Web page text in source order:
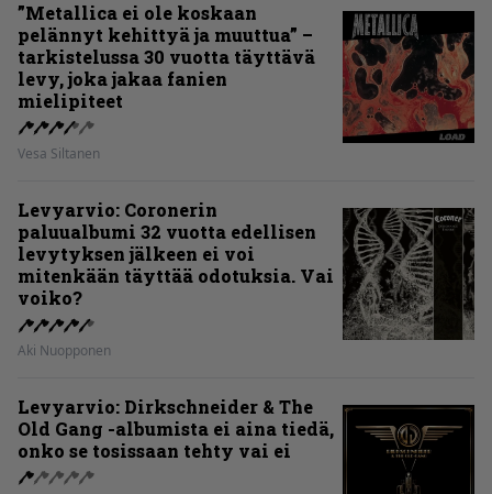
”Metallica ei ole koskaan
pelännyt kehittyä ja muuttua” –
tarkistelussa 30 vuotta täyttävä
levy, joka jakaa fanien
mielipiteet
Vesa Siltanen
Levyarvio: Coronerin
paluualbumi 32 vuotta edellisen
levytyksen jälkeen ei voi
mitenkään täyttää odotuksia. Vai
voiko?
Aki Nuopponen
Levyarvio: Dirkschneider & The
Old Gang -albumista ei aina tiedä,
onko se tosissaan tehty vai ei